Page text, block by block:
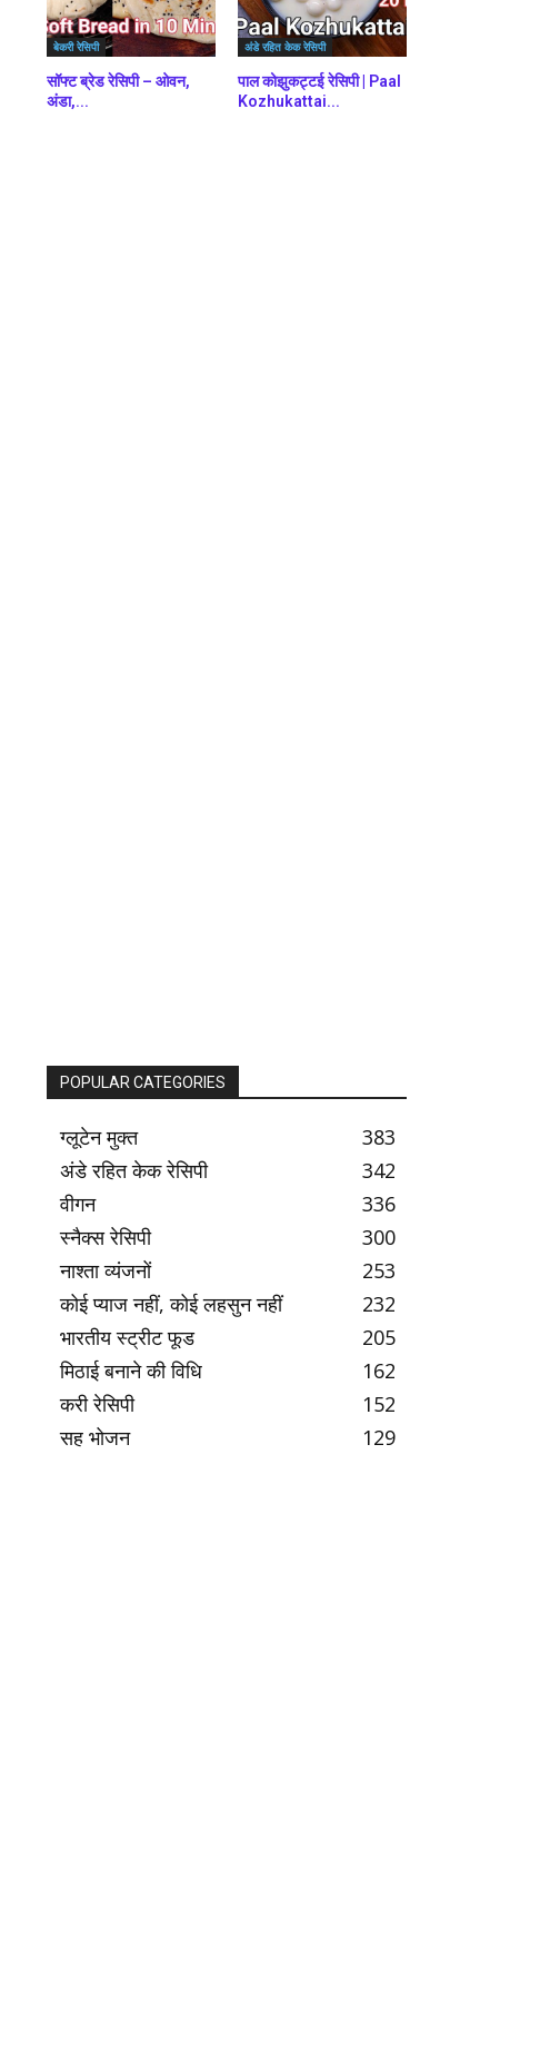
बेकरी रेसिपी
सॉफ्ट ब्रेड रेसिपी – ओवन,
अंडा,...
अंडे रहित केक रेसिपी
पाल कोझुकट्टई रेसिपी | Paal
Kozhukattai...
POPULAR CATEGORIES
ग्लूटेन मुक्त
383
अंडे रहित केक रेसिपी
342
वीगन
336
स्नैक्स रेसिपी
300
नाश्ता व्यंजनों
253
कोई प्याज नहीं, कोई लहसुन नहीं
232
भारतीय स्ट्रीट फूड
205
मिठाई बनाने की विधि
162
करी रेसिपी
152
सह भोजन
129